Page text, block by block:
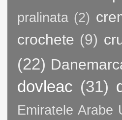
pralinata (2)
crochete (9)
(22)
dovleac (31)
Emiratele Arabe